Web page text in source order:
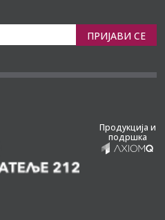
ПРИЈАВИ СЕ
Продукција и
подршка